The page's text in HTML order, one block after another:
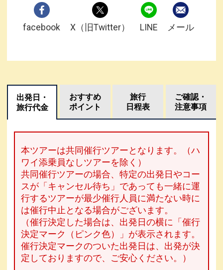
facebook X（旧Twitter） LINE メール
出発日・
旅行代金
おすすめ
ポイント
旅行
日程表
ご確認・
注意事項
本ツアーは共同催行ツアーとなります。（ハ
ワイ添乗員なしツアーを除く）
共同催行ツアーの場合、特定の出発日やコー
スが「キャンセル待ち」であっても一緒に運
行するツアーが最少催行人員に満たない時に
は催行中止となる場合がございます。
（催行決定した場合は、出発日の横に「催行
決定マーク（ピンク色）」が表示されます。
催行決定マークのついた出発日は、出発が決
定しておりますので、ご安心ください。）